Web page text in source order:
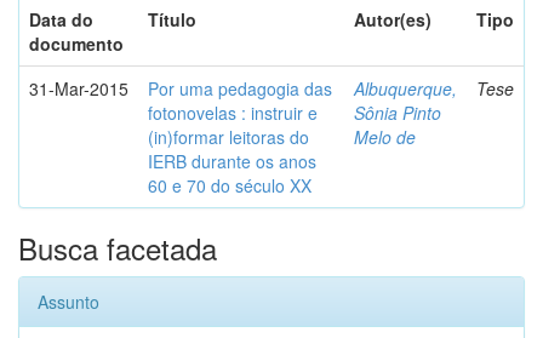
Data do
documento
Título Autor(es) Tipo
31-Mar-2015
Por uma pedagogia das
fotonovelas : instruir e
(in)formar leitoras do
IERB durante os anos
60 e 70 do século XX
Albuquerque,
Sônia Pinto
Melo de
Tese
Busca facetada
Assunto